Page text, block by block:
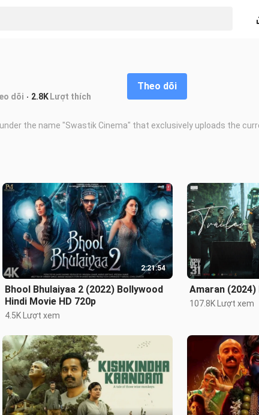
dõi 2.8KLượt thích
Theo dõi
the name "Swastik Cinema" that exclusively uploads the
2:21:54
Bhool Bhulaiyaa 2 (2022) Bollywood
Hindi Movie HD 720p
4.5K Lượt xem
Amaran (2024)
107.8K Lượt xem